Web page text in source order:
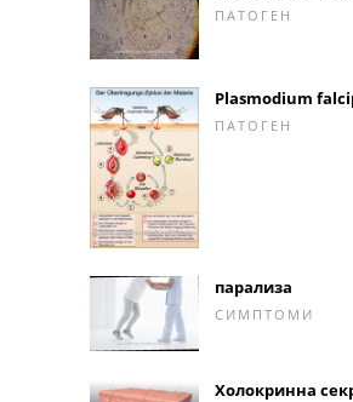
ПАТОГЕН
Plasmodium
ПАТОГЕН
парализа
СИМПТОМИ
Холокринна